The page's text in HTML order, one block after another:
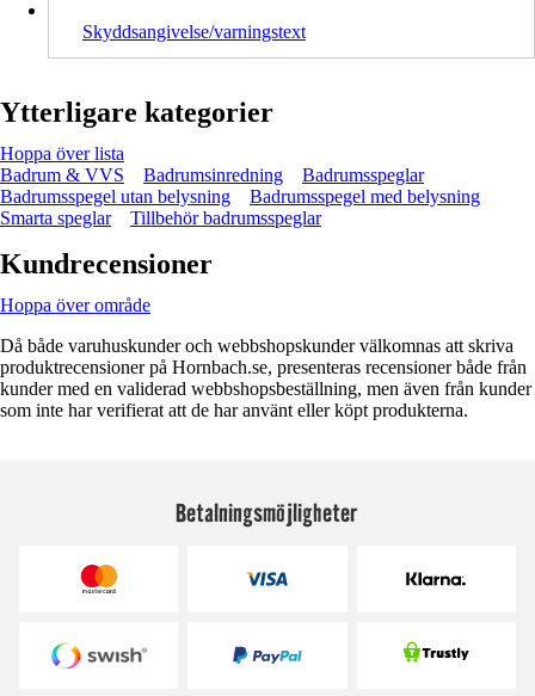
Skyddsangivelse/varningstext
Ytterligare kategorier
Hoppa över lista
Badrum & VVS
Badrumsinredning
Badrumsspeglar
Badrumsspegel utan belysning
Badrumsspegel med belysning
Smarta speglar
Tillbehör badrumsspeglar
Kundrecensioner
Hoppa över område
Då både varuhuskunder och webbshopskunder välkomnas att skriva
produktrecensioner på Hornbach.se, presenteras recensioner både från
kunder med en validerad webbshopsbeställning, men även från kunder
som inte har verifierat att de har använt eller köpt produkterna.
Betalningsmöjligheter